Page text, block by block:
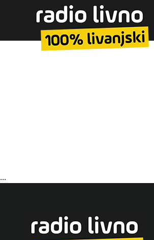
...